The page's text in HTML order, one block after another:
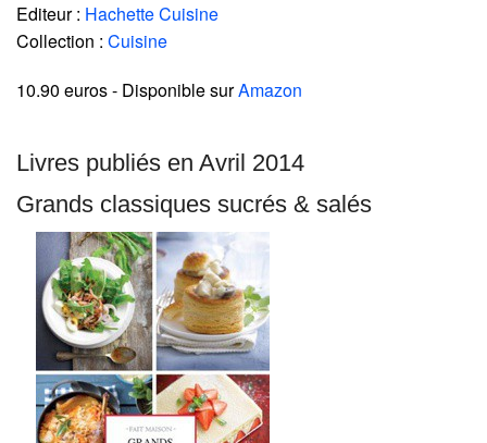
Editeur : Hachette Cuisine
Collection : Cuisine
10.90 euros- Disponible surAmazon
Livres publiés en Avril 2014
Grands classiques sucrés & salés